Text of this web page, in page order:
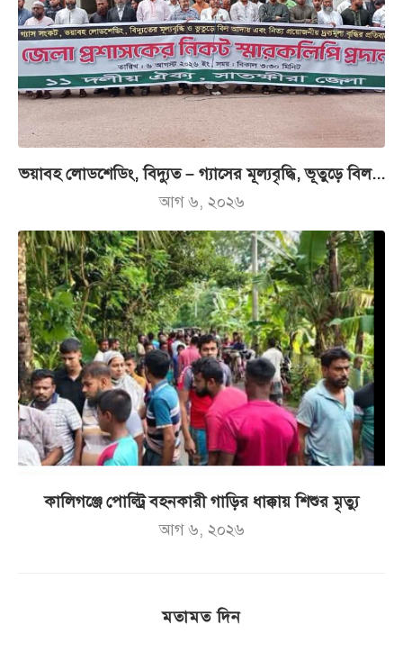
ভয়াবহ লোডশেডিং, বিদ্যুত – গ্যাসের মূল্যবৃদ্ধি, ভূতুড়ে বিল...
আগ ৬, ২০২৬
কালিগঞ্জে পোল্ট্রি বহনকারী গাড়ির ধাক্কায় শিশুর মৃত্যু
আগ ৬, ২০২৬
মতামত দিন